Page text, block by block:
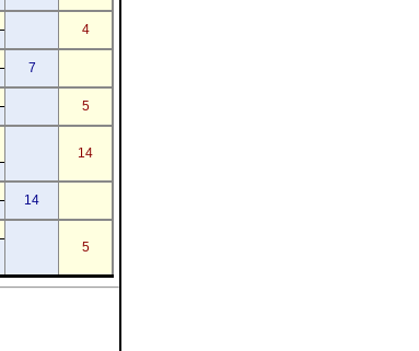
4
7
5
14
14
5